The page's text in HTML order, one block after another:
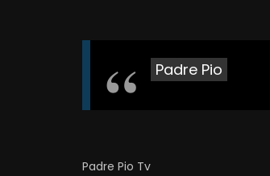
Padre Pio
Padre Pio Tv